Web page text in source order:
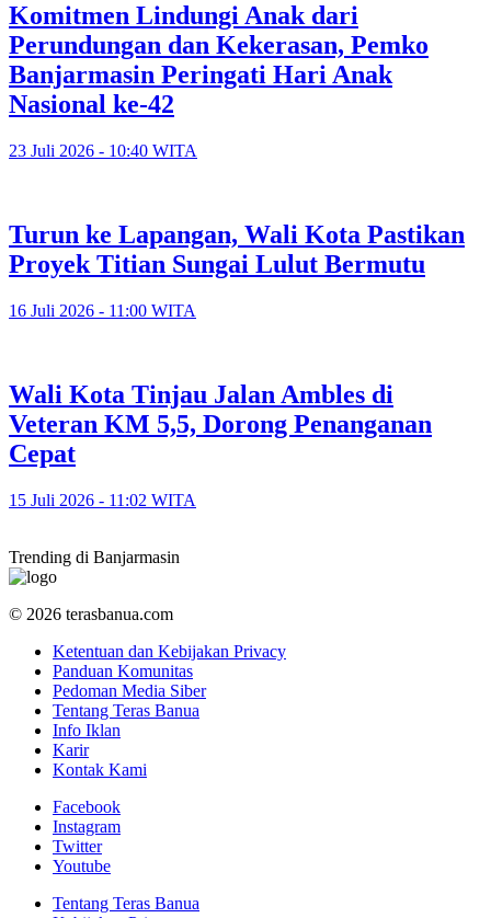
Komitmen Lindungi Anak dari
Perundungan dan Kekerasan, Pemko
Banjarmasin Peringati Hari Anak
Nasional ke-42
23 Juli 2026 - 10:40 WITA
Turun ke Lapangan, Wali Kota Pastikan
Proyek Titian Sungai Lulut Bermutu
16 Juli 2026 - 11:00 WITA
​Wali Kota Tinjau Jalan Ambles di
Veteran KM 5,5, Dorong Penanganan
Cepat
15 Juli 2026 - 11:02 WITA
Trending di Banjarmasin
© 2026 terasbanua.com
Ketentuan dan Kebijakan Privacy
Panduan Komunitas
Pedoman Media Siber
Tentang Teras Banua
Info Iklan
Karir
Kontak Kami
Facebook
Instagram
Twitter
Youtube
Tentang Teras Banua